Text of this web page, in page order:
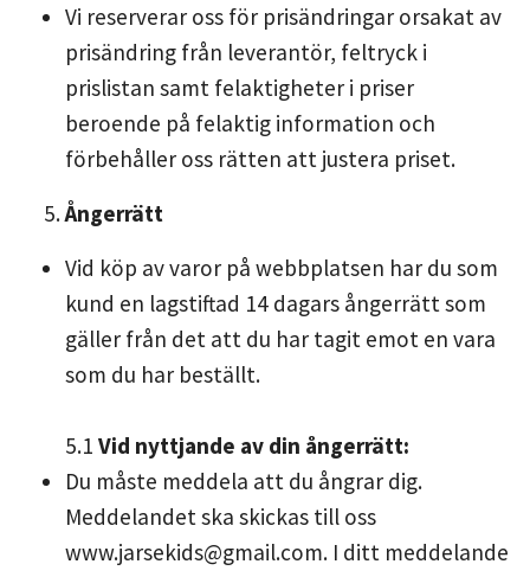
Vi reserverar oss för prisändringar orsakat av
prisändring från leverantör, feltryck i
prislistan samt felaktigheter i priser
beroende på felaktig information och
förbehåller oss rätten att justera priset.
Ångerrätt
Vid köp av varor på webbplatsen har du som
kund en lagstiftad 14 dagars ångerrätt som
gäller från det att du har tagit emot en vara
som du har beställt.
5.1 Vid nyttjande av din ångerrätt:
Du måste meddela att du ångrar dig.
Meddelandet ska skickas till oss
www.jarsekids@gmail.com. I ditt meddelande